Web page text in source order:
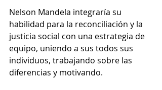
Nelson Mandela integraría su
habilidad para la reconciliación y la
justicia social con una estrategia de
equipo, uniendo a sus todos sus
individuos, trabajando sobre las
diferencias y motivando.